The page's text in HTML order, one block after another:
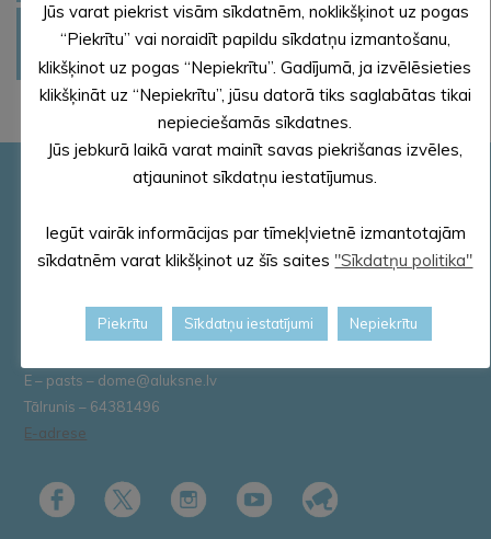
plāns 2022. – 2028. gadam
Pašvaldības rekvizīti
Reģ. Nr.90000018622
PVN reģ. Nr. LV 90000018622
Konts: LV58 UNLA 0025 0041 3033 5
E – pasts – dome@aluksne.lv
Tālrunis – 64381496
E-adrese
Jūs varat piekrist visām sīkdatnēm, noklikšķinot uz pogas
“Piekrītu” vai noraidīt papildu sīkdatņu izmantošanu,
klikšķinot uz pogas “Nepiekrītu”. Gadījumā, ja izvēlēsieties
klikšķināt uz “Nepiekrītu”, jūsu datorā tiks saglabātas tikai
nepieciešamās sīkdatnes.
Jūs jebkurā laikā varat mainīt savas piekrišanas izvēles,
atjauninot sīkdatņu iestatījumus.
Iegūt vairāk informācijas par tīmekļvietnē izmantotajām
sīkdatnēm varat klikšķinot uz šīs saites "Sīkdatņu politika"
Piekrītu Sīkdatņu iestatījumi Nepiekrītu